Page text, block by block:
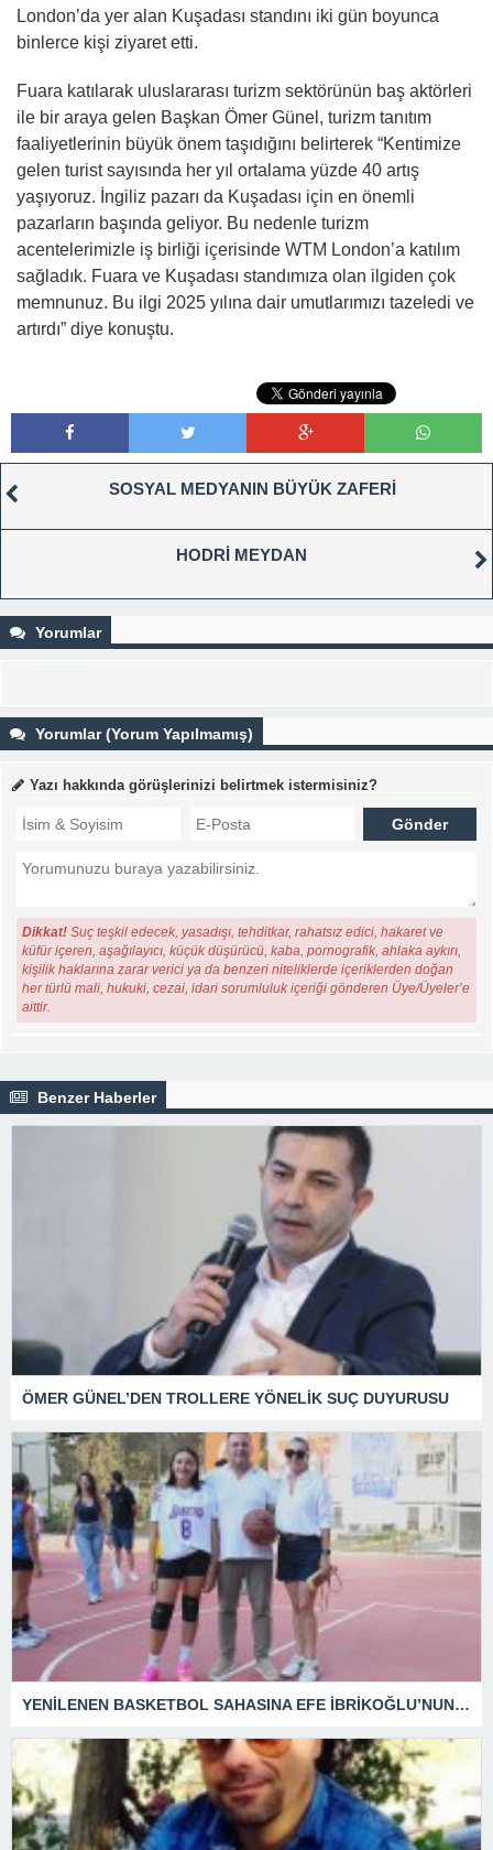
London’da yer alan Kuşadası standını iki gün boyunca
binlerce kişi ziyaret etti.
Fuara katılarak uluslararası turizm sektörünün baş aktörleri
ile bir araya gelen Başkan Ömer Günel, turizm tanıtım
faaliyetlerinin büyük önem taşıdığını belirterek “Kentimize
gelen turist sayısında her yıl ortalama yüzde 40 artış
yaşıyoruz. İngiliz pazarı da Kuşadası için en önemli
pazarların başında geliyor. Bu nedenle turizm
acentelerimizle iş birliği içerisinde WTM London’a katılım
sağladık. Fuara ve Kuşadası standımıza olan ilgiden çok
memnunuz. Bu ilgi 2025 yılına dair umutlarımızı tazeledi ve
artırdı” diye konuştu.
SOSYAL MEDYANIN BÜYÜK ZAFERİ
HODRİ MEYDAN
Yorumlar
Yorumlar (Yorum Yapılmamış)
Yazı hakkında görüşlerinizi belirtmek istermisiniz?
Dikkat! Suç teşkil edecek, yasadışı, tehditkar, rahatsız edici, hakaret ve
küfür içeren, aşağılayıcı, küçük düşürücü, kaba, pornografik, ahlaka aykırı,
kişilik haklarına zarar verici ya da benzeri niteliklerde içeriklerden doğan
her türlü mali, hukuki, cezai, idari sorumluluk içeriği gönderen Üye/Üyeler’e
aittir.
Benzer Haberler
ÖMER GÜNEL’DEN TROLLERE YÖNELİK SUÇ DUYURUSU
YENİLENEN BASKETBOL SAHASINA EFE İBRİKOĞLU’NUN ADI VERİLDİ